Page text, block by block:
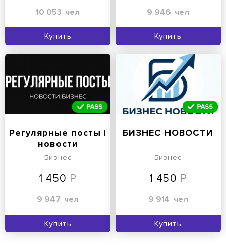
10 053 чел
Купить
9 946 чел
Купить
Регулярные посты |
новости
Бизнес
1 450
9 947 чел
Купить
БИЗНЕС НОВОСТИ
Бизнес
1 450
9 914 чел
Купить